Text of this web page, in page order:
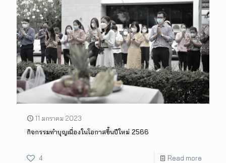
11 มกราคม 2023
กิจกรรมทำบุญเนื่องในโอกาสขึ้นปีใหม่ 2566
4 Read more